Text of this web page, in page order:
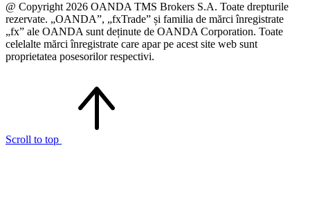
@ Copyright 2026 OANDA TMS Brokers S.A. Toate drepturile
rezervate. „OANDA”, „fxTrade” și familia de mărci înregistrate
„fx” ale OANDA sunt deținute de OANDA Corporation. Toate
celelalte mărci înregistrate care apar pe acest site web sunt
proprietatea posesorilor respectivi.
Scroll to top